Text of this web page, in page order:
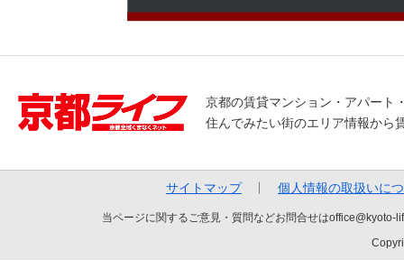
京都の賃貸マンション・アパート
住んでみたい街のエリア情報から
サイトマップ 個人情報の取扱いに
当ページに関するご意見・質問などお問合せは